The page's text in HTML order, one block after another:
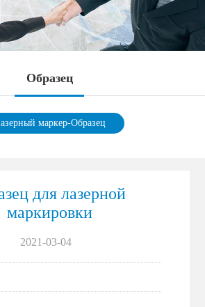
Oбразец
маркер-Oбразец
для лазерной
маркировки
2021-03-04